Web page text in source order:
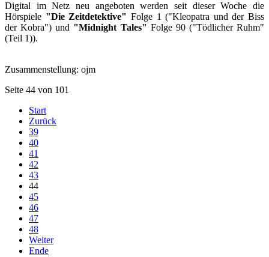
Digital im Netz neu angeboten werden seit dieser Woche die
Hörspiele "Die Zeitdetektive" Folge 1 ("Kleopatra und der Biss
der Kobra") und "Midnight Tales" Folge 90 ("Tödlicher Ruhm"
(Teil 1)).
Zusammenstellung: ojm
Seite 44 von 101
Start
Zurück
39
40
41
42
43
44
45
46
47
48
Weiter
Ende